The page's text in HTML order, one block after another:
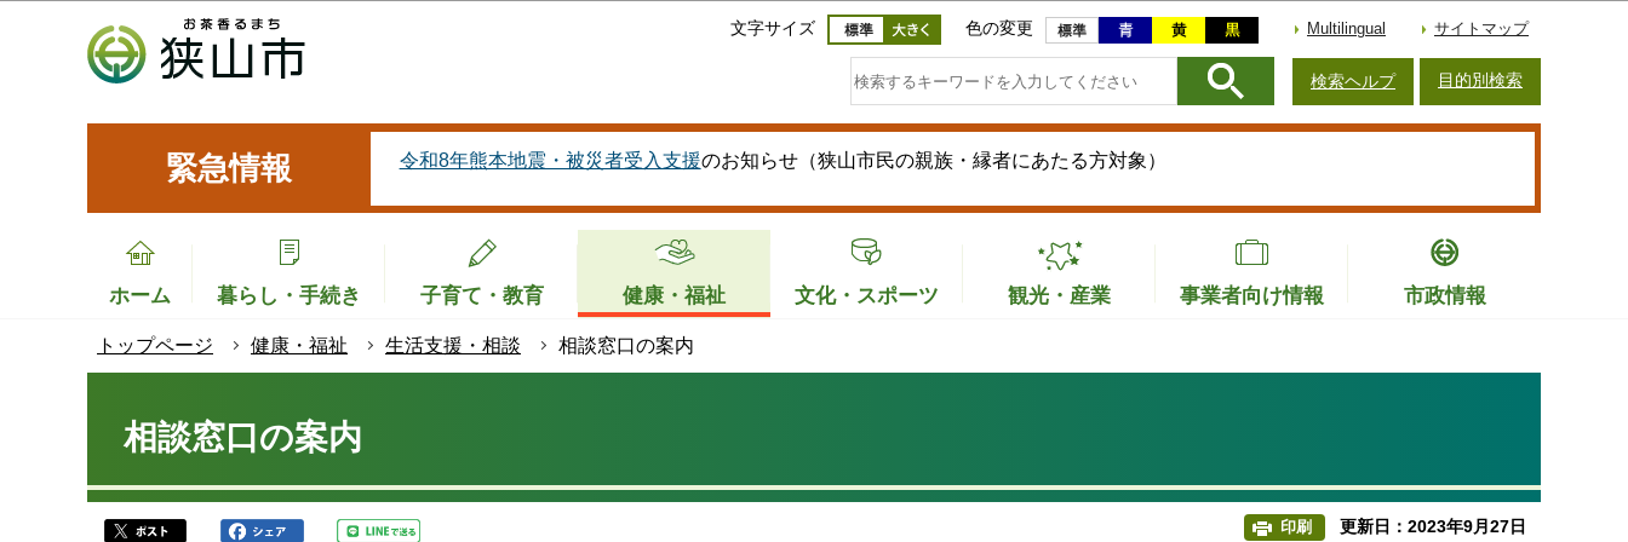
このページの本文へ移動
文字サイズ 色の変更 Multilingual サイトマップ
検索ヘルプ 目的別検索
緊急情報 令和8年熊本地震・被災者受入支援のお知らせ（狭山市民の親族・縁者にあたる方対象）
ホーム 暮らし・手続き 子育て・教育 健康・福祉 文化・スポーツ 観光・産業 事業者向け情報 市政情報
トップページ 健康・福祉 生活支援・相談 相談窓口の案内
相談窓口の案内
印刷 更新日：2023年9月27日